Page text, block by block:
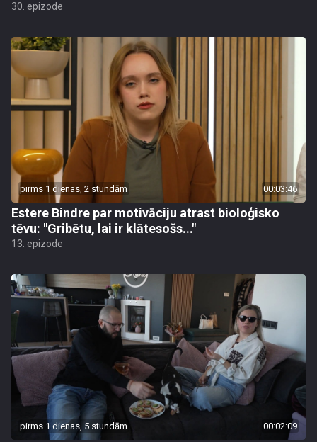
30. epizode
pirms 1 dienas, 2 stundām 00:03:46
Estere Bindre par motivāciju atrast bioloģisko
tēvu: "Gribētu, lai ir klātesošs..."
13. epizode
pirms 1 dienas, 5 stundām 00:02:09